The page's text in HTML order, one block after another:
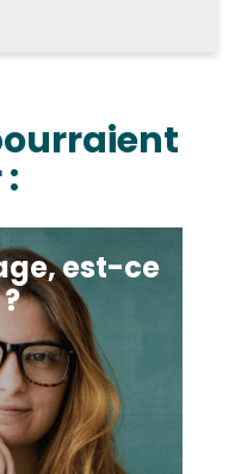
est-ce
pour moi ?